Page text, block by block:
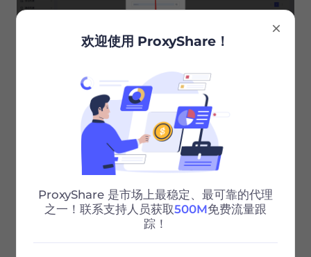
下方出现你新添加的子账户即视为成功
如何白名单认证
欢迎使用 ProxyShare！
ProxyShare 是市场上最稳定、最可靠的代理
之一！联系支持人员获取500M免费流量跟
踪！